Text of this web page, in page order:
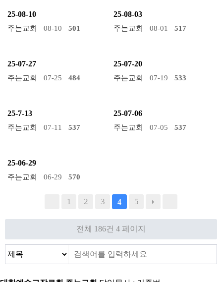
25-08-10
주는교회 08-10 501
25-08-03
주는교회 08-01 517
25-07-27
주는교회 07-25 484
25-07-20
주는교회 07-19 533
25-7-13
주는교회 07-11 537
25-07-06
주는교회 07-05 537
25-06-29
주는교회 06-29 570
1 2 3 4 5
전체 186건 4 페이지